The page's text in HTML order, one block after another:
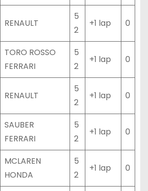
RENAULT
5
2
+1 lap 0
TORO ROSSO
FERRARI
5
2
+1 lap 0
RENAULT
5
2
+1 lap 0
SAUBER
FERRARI
5
2
+1 lap 0
MCLAREN
HONDA
5
2
+1 lap 0